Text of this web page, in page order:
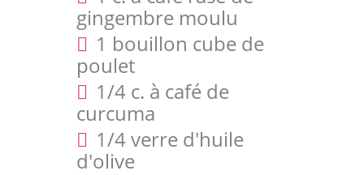
gingembre moulu
1 bouillon cube de
poulet
1/4 c. à café de
curcuma
1/4 verre d'huile
d'olive